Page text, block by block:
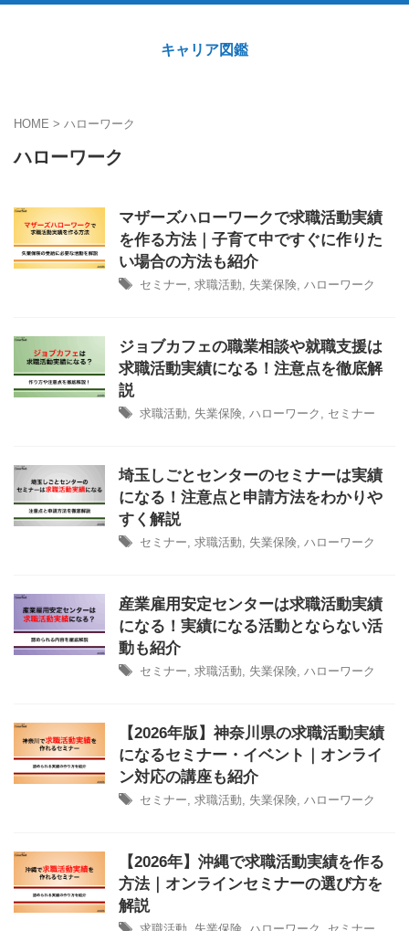
キャリア図鑑
HOME > ハローワーク
ハローワーク
マザーズハローワークで求職活動実績
を作る方法｜子育て中ですぐに作りた
い場合の方法も紹介
セミナー, 求職活動, 失業保険, ハローワーク
ジョブカフェの職業相談や就職支援は
求職活動実績になる！注意点を徹底解
説
求職活動, 失業保険, ハローワーク , セミナー
埼玉しごとセンターのセミナーは実績
になる！注意点と申請方法をわかりや
すく解説
セミナー, 求職活動, 失業保険, ハローワーク
産業雇用安定センターは求職活動実績
になる！実績になる活動とならない活
動も紹介
セミナー, 求職活動, 失業保険, ハローワーク
【2026年版】神奈川県の求職活動実績
になるセミナー・イベント｜オンライ
ン対応の講座も紹介
セミナー, 求職活動, 失業保険, ハローワーク
【2026年】沖縄で求職活動実績を作る
方法｜オンラインセミナーの選び方を
解説